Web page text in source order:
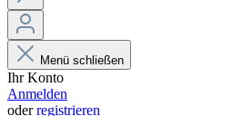
Menü schließen
Ihr Konto
Anmelden
oderregistrieren